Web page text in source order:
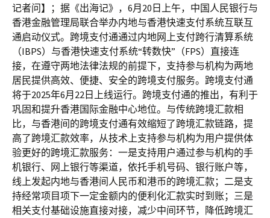
记者问】；据《出海记》，6月20日上午，中国人民银行与
香港金融管理局联合举办内地与香港快速支付系统互联互
通启动仪式。跨境支付通通过内地网上支付跨行清算系统
（IBPS）与香港快速支付系统“转数快”（FPS）直接连
接，在遵守两地法律法规的前提下，支持参与机构为两地
居民提供高效、便捷、安全的跨境支付服务。跨境支付通
将于2025年6月22日上线运行。跨境支付通的推出，有利于
巩固和提升香港国际金融中心地位。与传统跨境汇款相
比，与香港间的跨境支付通有效缩短了跨境汇款链路，提
高了跨境汇款效率，从技术上支持参与机构为用户提供体
验更好的跨境汇款服务：一是支持用户通过参与机构的手
机银行、网上银行等渠道，依托手机号码、银行账户等，
线上发起内地与香港间人民币和港币的跨境汇款；二是支
持经常项目项下一定金额内的便利化汇款实时到账；三是
相关支付基础设施直接对接，减少中间环节，降低跨境汇